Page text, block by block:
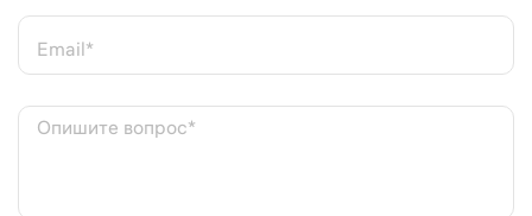
Email*
Опишите вопрос*